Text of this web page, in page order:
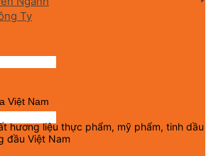
Ty
Việt Nam
hương liệu thực phẩm, mỹ phẩm, tinh dầu
đầu Việt Nam